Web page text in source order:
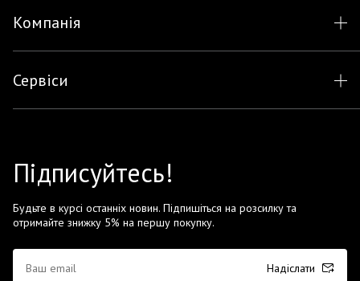
Компанія
Сервіси
Підписуйтесь!
Будьте в курсі останніх новин. Підпишіться на розсилку та
отримайте знижку 5% на першу покупку.
Надіслати